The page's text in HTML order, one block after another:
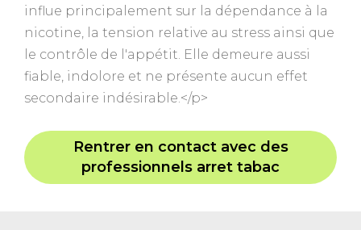
influe principalement sur la dépendance à la
nicotine, la tension relative au stress ainsi que
le contrôle de l'appétit. Elle demeure aussi
fiable, indolore et ne présente aucun effet
secondaire indésirable.</p>
Rentrer en contact avec des
professionnels arret tabac